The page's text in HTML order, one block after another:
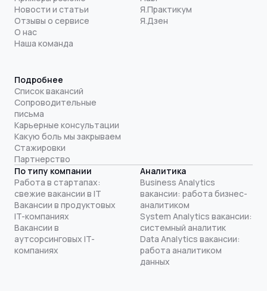
Новости и статьи
Отзывы о сервисе
О нас
Наша команда
Я.Практикум
Я.Дзен
Подробнее
Список вакансий
Сопроводительные
письма
Карьерные консультации
Какую боль мы закрываем
Стажировки
Партнерство
По типу компании
Работа в стартапах:
свежие вакансии в IT
Вакансии в продуктовых
IT-компаниях
Вакансии в
аутсорсинговых IT-
компаниях
Аналитика
Business Analytics
вакансии: работа бизнес-
аналитиком
System Analytics вакансии:
системный аналитик
Data Analytics вакансии:
работа аналитиком
данных